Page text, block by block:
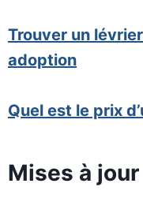
Trouver un
adoption
Quel est le prix
Mises à